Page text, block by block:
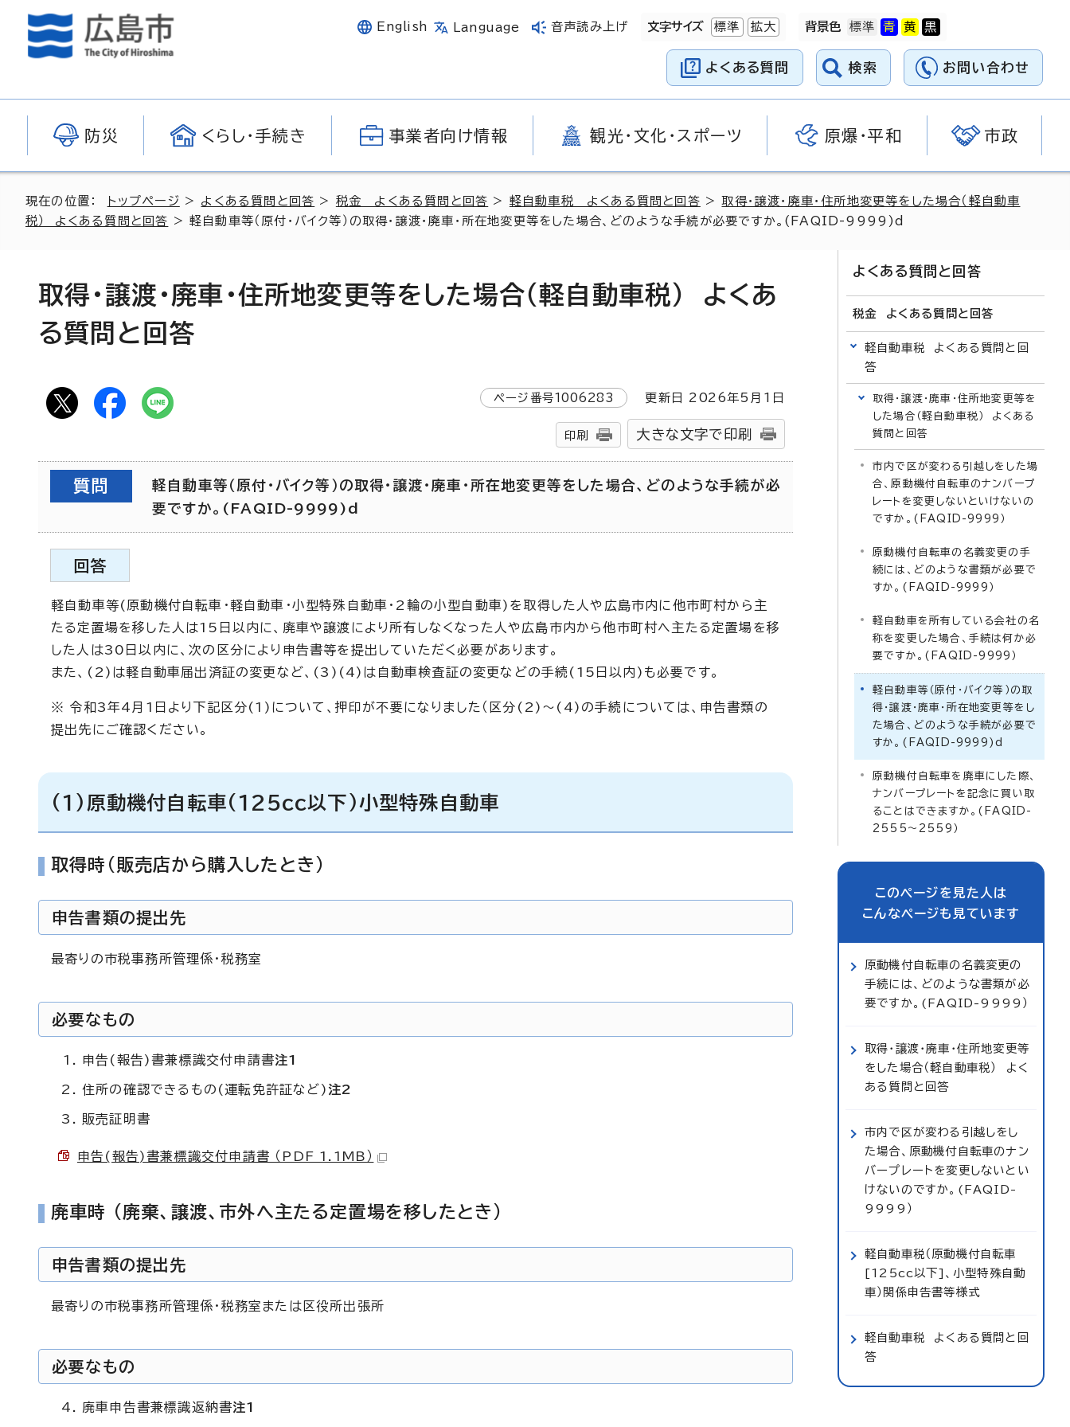
English Language 音声読み上げ 文字サイズ 標準 拡大 背景色
よくある質問 検索 お問い合わせ
防災 くらし・手続き 事業者向け情報 観光・文化・スポーツ 原爆・平和 市政
現在の位置： トップページ > よくある質問と回答 > 税金 よくある質問と回答 > 軽自動車税 よくある質問と回答 >取得・譲渡・廃車・住所地変更等をした場合（軽自動車
税） よくある質問と回答 > 軽自動車等（原付・バイク等）の取得・譲渡・廃車・所在地変更等をした場合、どのような手続が必要ですか。(FAQID-9999)d
取得・譲渡・廃車・住所地変更等をした場合（軽自動車税） よくあ
る質問と回答
ページ番号1006283 更新日 2026年5月1日
印刷 大きな文字で印刷
質問
軽自動車等（原付・バイク等）の取得・譲渡・廃車・所在地変更等をした場合、どのような手続が必
要ですか。(FAQID-9999)d
回答
軽自動車等(原動機付自転車・軽自動車・小型特殊自動車・2輪の小型自動車)を取得した人や広島市内に他市町村から主
たる定置場を移した人は15日以内に、廃車や譲渡により所有しなくなった人や広島市内から他市町村へ主たる定置場を移
した人は30日以内に、次の区分により申告書等を提出していただく必要があります。
また、(2)は軽自動車届出済証の変更など、(3)(4)は自動車検査証の変更などの手続(15日以内)も必要です。
※ 令和3年4月1日より下記区分(1)について、押印が不要になりました（区分(2)～(4)の手続については、申告書類の
提出先にご確認ください。
(1)原動機付自転車(125cc以下)小型特殊自動車
取得時(販売店から購入したとき)
申告書類の提出先
最寄りの市税事務所管理係・税務室
必要なもの
申告(報告)書兼標識交付申請書注1
住所の確認できるもの(運転免許証など) 注2
販売証明書
申告(報告)書兼標識交付申請書 （PDF 1.1MB）
廃車時 (廃棄、譲渡、市外へ主たる定置場を移したとき)
申告書類の提出先
最寄りの市税事務所管理係・税務室または区役所出張所
必要なもの
廃車申告書兼標識返納書注1
よくある質問と回答
税金 よくある質問と回答
軽自動車税 よくある質問と回
答
取得・譲渡・廃車・住所地変更等を
した場合（軽自動車税） よくある
質問と回答
市内で区が変わる引越しをした場
合、原動機付自転車のナンバープ
レートを変更しないといけないの
ですか。(FAQID-9999）
原動機付自転車の名義変更の手
続には、どのような書類が必要で
すか。(FAQID-9999）
軽自動車を所有している会社の名
称を変更した場合、手続は何か必
要ですか。(FAQID-9999）
軽自動車等（原付・バイク等）の取
得・譲渡・廃車・所在地変更等をし
た場合、どのような手続が必要で
すか。(FAQID-9999)d
原動機付自転車を廃車にした際、
ナンバープレートを記念に買い取
ることはできますか。(FAQID-
2555～2559）
このページを見た人は
こんなページも見ています
原動機付自転車の名義変更の
手続には、どのような書類が必
要ですか。(FAQID-9999）
取得・譲渡・廃車・住所地変更等
をした場合（軽自動車税） よく
ある質問と回答
市内で区が変わる引越しをし
た場合、原動機付自転車のナン
バープレートを変更しないとい
けないのですか。(FAQID-
9999）
軽自動車税（原動機付自転車
[125cc以下]、小型特殊自動
車）関係申告書等様式
軽自動車税 よくある質問と回
答